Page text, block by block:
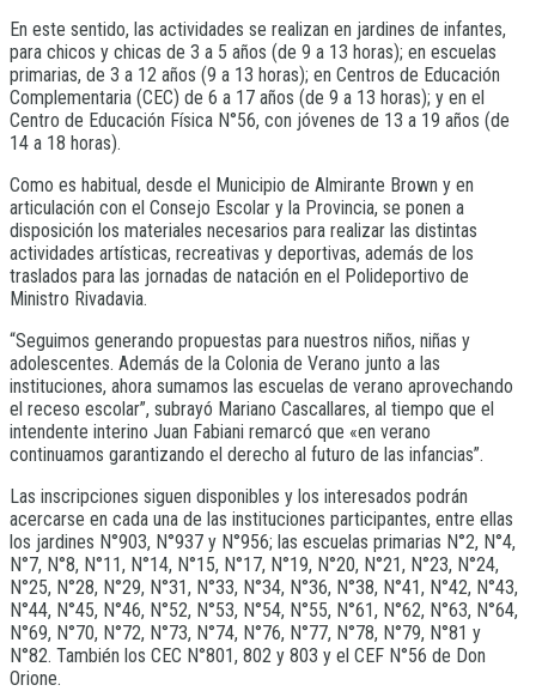
En este sentido, las actividades se realizan en jardines de infantes,
para chicos y chicas de 3 a 5 años (de 9 a 13 horas); en escuelas
primarias, de 3 a 12 años (9 a 13 horas); en Centros de Educación
Complementaria (CEC) de 6 a 17 años (de 9 a 13 horas); y en el
Centro de Educación Física N°56, con jóvenes de 13 a 19 años (de
14 a 18 horas).
Como es habitual, desde el Municipio de Almirante Brown y en
articulación con el Consejo Escolar y la Provincia, se ponen a
disposición los materiales necesarios para realizar las distintas
actividades artísticas, recreativas y deportivas, además de los
traslados para las jornadas de natación en el Polideportivo de
Ministro Rivadavia.
“Seguimos generando propuestas para nuestros niños, niñas y
adolescentes. Además de la Colonia de Verano junto a las
instituciones, ahora sumamos las escuelas de verano aprovechando
el receso escolar”, subrayó Mariano Cascallares, al tiempo que el
intendente interino Juan Fabiani remarcó que «en verano
continuamos garantizando el derecho al futuro de las infancias”.
Las inscripciones siguen disponibles y los interesados podrán
acercarse en cada una de las instituciones participantes, entre ellas
los jardines N°903, N°937 y N°956; las escuelas primarias N°2, N°4,
N°7, N°8, N°11, N°14, N°15, N°17, N°19, N°20, N°21, N°23, N°24,
N°25, N°28, N°29, N°31, N°33, N°34, N°36, N°38, N°41, N°42, N°43,
N°44, N°45, N°46, N°52, N°53, N°54, N°55, N°61, N°62, N°63, N°64,
N°69, N°70, N°72, N°73, N°74, N°76, N°77, N°78, N°79, N°81 y
N°82. También los CEC N°801, 802 y 803 y el CEF N°56 de Don
Orione.